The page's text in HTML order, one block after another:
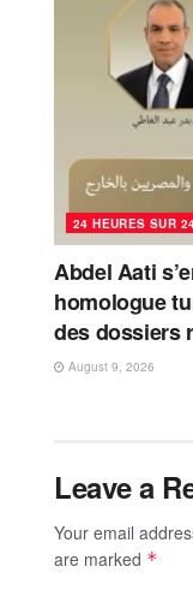
24 HEURES SUR
Abdel Aati
homologue
des dossiers
August 9, 2026
Leave a
Your email
are marked *